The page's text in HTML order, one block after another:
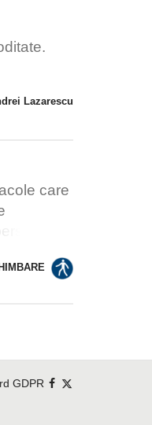
Lazarescu
care
picat
se
GDPR